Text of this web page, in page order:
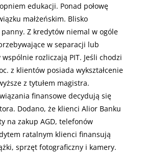
edukacji. Ponad połowę
małżeńskim. Blisko
Z kredytów niemal w ogóle
w separacji lub
wspólnie rozliczają PIT. Jeśli chodzi
z klientów posiada wykształcenie
z tytułem magistra.
finansowe decydują się
Dodano, że klienci Alior Banku
na zakup AGD, telefonów
ratalnym klienci finansują
sprzęt fotograficzny i kamery.